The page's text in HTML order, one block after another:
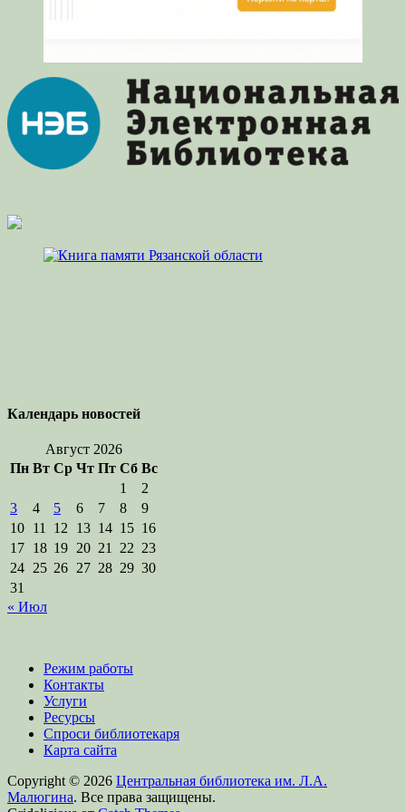
Календарь новостей
Август 2026
Пн Вт Ср Чт Пт Сб Вс
1
2
3
4 5 6 7 8
9
10 11 12 13 14 15 16
17 18 19 20 21 22 23
24 25 26 27 28 29 30
31
« Июл
Режим работы
Контакты
Услуги
Ресурсы
Спроси библиотекаря
Карта сайта
Copyright © 2026 Центральная библиотека им. Л.А.
Малюгина. Все права защищены.